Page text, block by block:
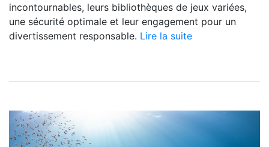
incontournables, leurs bibliothèques de jeux variées,
une sécurité optimale et leur engagement pour un
divertissement responsable. Lire la suite